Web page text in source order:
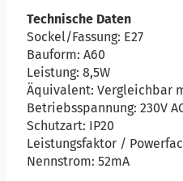
Technische Daten
Sockel/Fassung: E27
Bauform: A60
Leistung: 8,5W
Äquivalent: Vergleichbar
Betriebsspannung: 230V
Schutzart: IP20
Leistungsfaktor /
Nennstrom: 52mA